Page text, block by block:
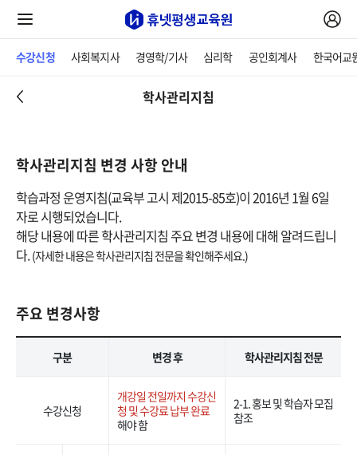
수강신청 사회복지사 경영학/기사 심리학 공인회계사 한국어교
학사관리지침
학사관리지침 변경 사항 안내
학습과정 운영지침(교육부 고시 제2015-85호)이 2016년 1월 6일
자로 시행되었습니다.
해당 내용에 따른 학사관리지침 주요 변경 내용에 대해 알려드립니
다.(자세한 내용은 학사관리지침 전문을 확인해주세요.)
주요 변경사항
구분 변경 후 학사관리지침 전문
수강신청
개강일 전일까지 수강신
청 및 수강료 납부 완료
해야 함
2-1. 홍보 및 학습자 모집
참조